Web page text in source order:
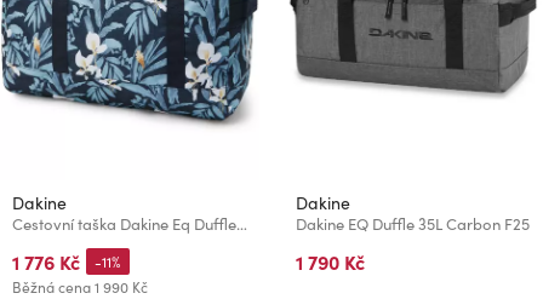
Dakine
Cestovní taška Dakine Eq Duffle 50L Okika
1 776 Kč
Běžná cena1 990 Kč
-11%
Dakine
Dakine EQ Duffle 35L Carbon F25
1 790 Kč